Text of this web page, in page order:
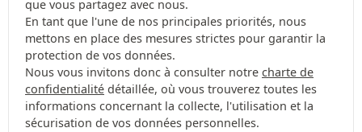
que vous partagez avec nous.
En tant que l'une de nos principales priorités, nous
mettons en place des mesures strictes pour garantir la
protection de vos données.
Nous vous invitons donc à consulter notre charte de
confidentialité détaillée, où vous trouverez toutes les
informations concernant la collecte, l'utilisation et la
sécurisation de vos données personnelles.